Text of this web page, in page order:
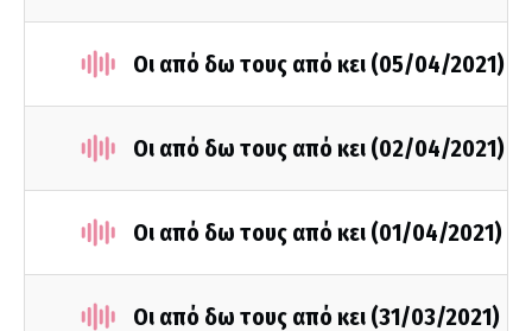
Οι από δω τους από κει (05/04/2021)
Οι από δω τους από κει (02/04/2021)
Οι από δω τους από κει (01/04/2021)
Οι από δω τους από κει (31/03/2021)